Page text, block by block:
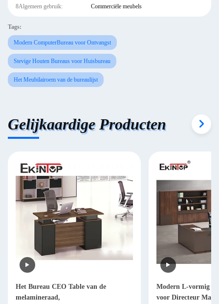
8Algemeen gebruik: Commerciële meubels
Tags:
Modern ComputerBureau voor Ontvangst
Stevige Houten Bureaus voor Huisbureau
Het Meubilairoem van de bureaulijst
Gelijkaardige Producten
Het Bureau CEO Table van de
melamineraad,
Modern L-vormig
voor Directeur